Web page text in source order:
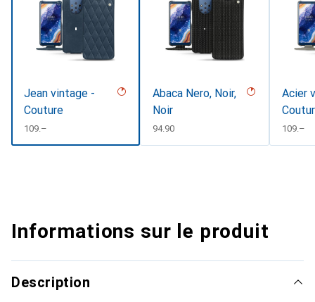
Jean vintage -
Couture
CHF
109.–
Abaca Nero, Noir,
Noir
CHF
94.90
Acier
CHF
109.–
Informations sur le produit
Description